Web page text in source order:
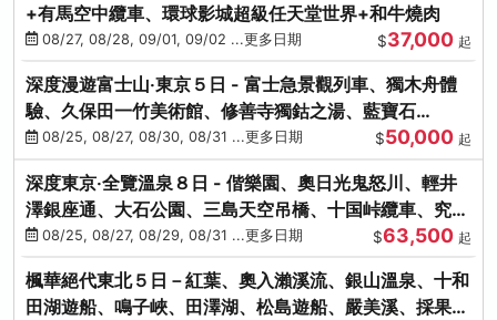
+有馬空中纜車、環球影城超級任天堂世界+和牛燒肉
08/27, 08/28, 09/01, 09/02 ...更多日期 $37,000 起
深度漫遊富士山‧東京５日 - 富士急景觀列車、獨木舟體
驗、久保田一竹美術館、修善寺獨鈷之湯、藍寶石
SAPHIR踴子號
08/25, 08/27, 08/30, 08/31 ...更多日期 $50,000 起
深度東京‧全覽溫泉８日 - 偕樂園、奧日光鬼怒川、輕井
澤銀座通、大石公園、三島天空吊橋、十国峠纜車、究極
海鮮食べ放題
08/25, 08/27, 08/29, 08/31 ...更多日期 $63,500 起
楓華絕代東北５日－紅葉、奧入瀨溪流、銀山溫泉、十和
田湖遊船、鳴子峽、田澤湖、松島遊船、嚴美溪、採果烤